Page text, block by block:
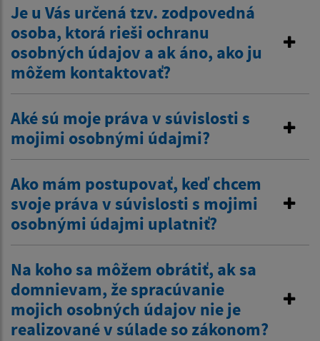
Je u Vás určená tzv. zodpovedná
osoba, ktorá rieši ochranu
osobných údajov a ak áno, ako ju
môžem kontaktovať?
Aké sú moje práva v súvislosti s
mojimi osobnými údajmi?
Ako mám postupovať, keď chcem
svoje práva v súvislosti s mojimi
osobnými údajmi uplatniť?
Na koho sa môžem obrátiť, ak sa
domnievam, že spracúvanie
mojich osobných údajov nie je
realizované v súlade so zákonom?